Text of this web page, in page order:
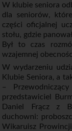
W klubie seniora
dla seniorów,
części oficjalnej
stołu, gdzie
Był to czas
wzajemnej
W wydarzeniu
Klubie Seniora, a
–
przedstawiciel
Daniel Frącz z
duchowni:
Wikaruisz